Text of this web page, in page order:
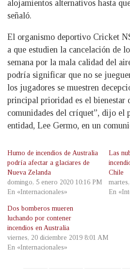
alojamientos alternativos hasta
señaló.
El organismo deportivo Cricket
a que estudien la cancelación de
semana por la mala calidad del
podría significar que no se
los jugadores se muestren
principal prioridad es el bienestar
comunidades del críquet”, dijo el
entidad, Lee Germo, en un
Humo de incendios de Australia
podría afectar a glaciares de
Nueva Zelanda
domingo, 5 enero 2020 10:16 PM
En «Internacionales»
Las
Chile
En
Dos bomberos mueren
luchando por contener
incendios en Australia
viernes, 20 diciembre 2019 8:01 AM
En «Internacionales»